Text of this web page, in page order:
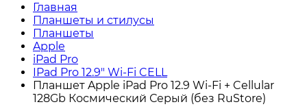
Главная
Планшеты и стилусы
Планшеты
Apple
iPad Pro
IPad Pro 12.9" Wi-Fi CELL
Планшет Apple iPad Pro 12.9 Wi-Fi + Cellular
128Gb Космический Серый (без RuStore)